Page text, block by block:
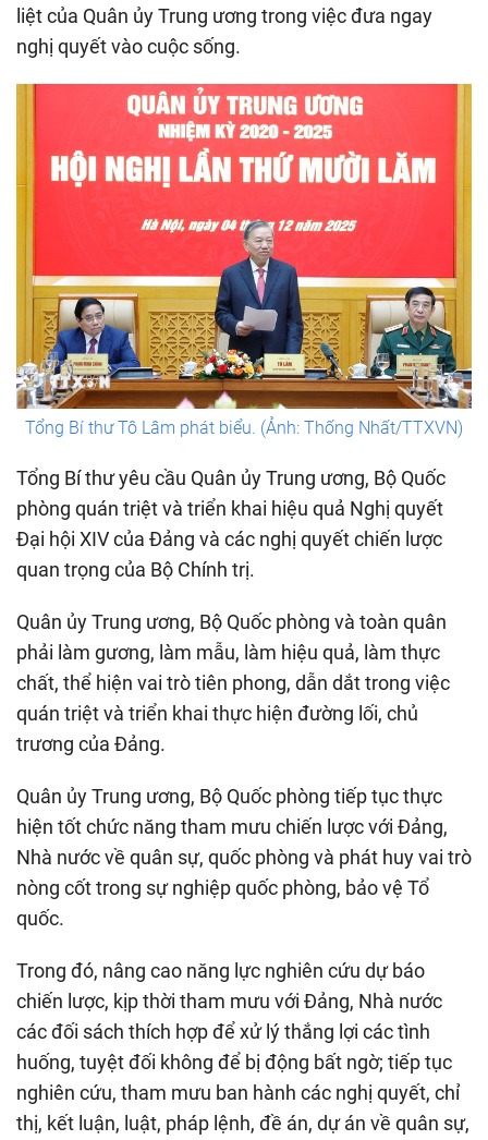
liệt của Quân ủy Trung ương trong việc đưa ngay
nghị quyết vào cuộc sống.
Tổng Bí thư Tô Lâm phát biểu. (Ảnh: Thống Nhất/TTXVN)
Tổng Bí thư yêu cầu Quân ủy Trung ương, Bộ Quốc
phòng quán triệt và triển khai hiệu quả Nghị quyết
Đại hội XIV của Đảng và các nghị quyết chiến lược
quan trọng của Bộ Chính trị.
Quân ủy Trung ương, Bộ Quốc phòng và toàn quân
phải làm gương, làm mẫu, làm hiệu quả, làm thực
chất, thể hiện vai trò tiên phong, dẫn dắt trong việc
quán triệt và triển khai thực hiện đường lối, chủ
trương của Đảng.
Quân ủy Trung ương, Bộ Quốc phòng tiếp tục thực
hiện tốt chức năng tham mưu chiến lược với Đảng,
Nhà nước về quân sự, quốc phòng và phát huy vai trò
nòng cốt trong sự nghiệp quốc phòng, bảo vệ Tổ
quốc.
Trong đó, nâng cao năng lực nghiên cứu dự báo
chiến lược, kịp thời tham mưu với Đảng, Nhà nước
các đối sách thích hợp để xử lý thắng lợi các tình
huống, tuyệt đối không để bị động bất ngờ; tiếp tục
nghiên cứu, tham mưu ban hành các nghị quyết, chỉ
thị, kết luận, luật, pháp lệnh, đề án, dự án về quân sự,